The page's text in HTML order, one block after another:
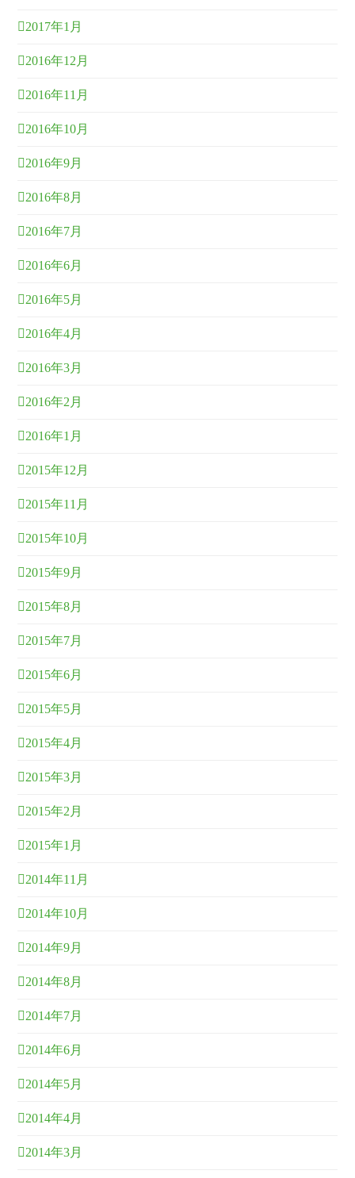
2017年1月
2016年12月
2016年11月
2016年10月
2016年9月
2016年8月
2016年7月
2016年6月
2016年5月
2016年4月
2016年3月
2016年2月
2016年1月
2015年12月
2015年11月
2015年10月
2015年9月
2015年8月
2015年7月
2015年6月
2015年5月
2015年4月
2015年3月
2015年2月
2015年1月
2014年11月
2014年10月
2014年9月
2014年8月
2014年7月
2014年6月
2014年5月
2014年4月
2014年3月